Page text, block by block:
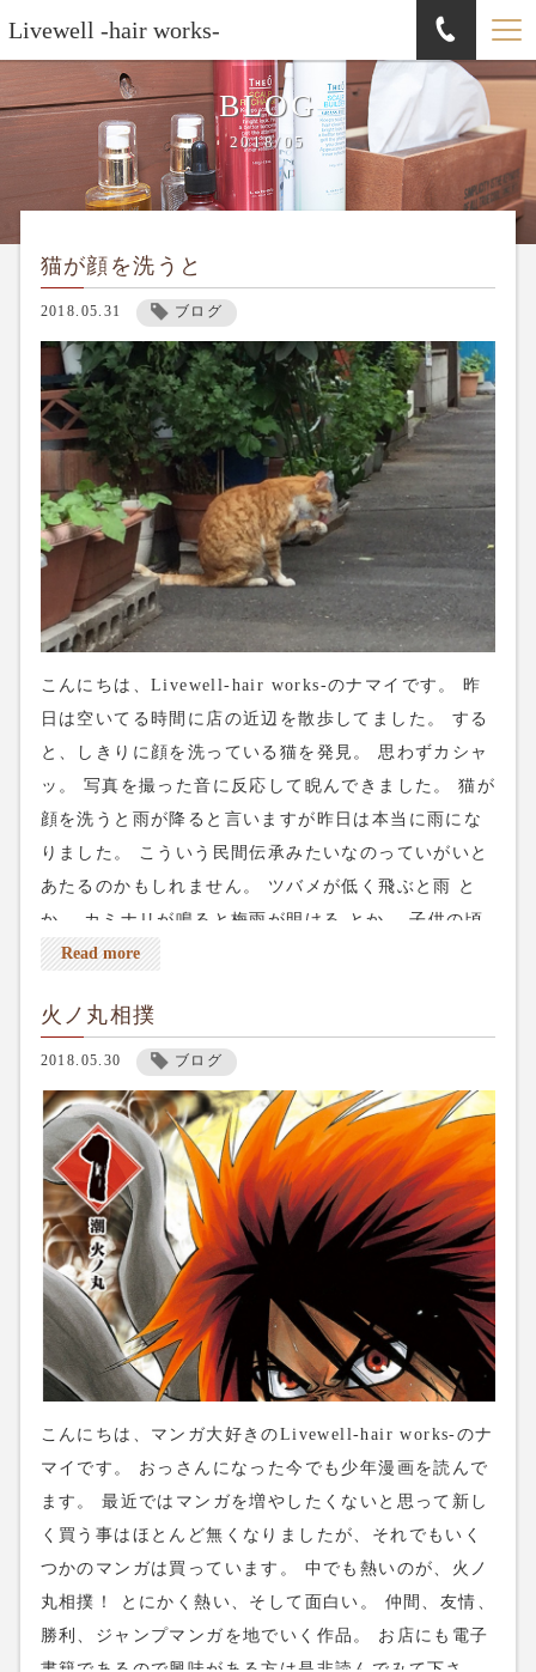
Livewell -hair works-
BLOG
2018/05
猫が顔を洗うと
2018.05.31 ブログ
こんにちは、Livewell-hair works-のナマイです。 昨
日は空いてる時間に店の近辺を散歩してました。 する
と、しきりに顔を洗っている猫を発見。 思わずカシャ
ッ。 写真を撮った音に反応して睨んできました。 猫が
顔を洗うと雨が降ると言いますが昨日は本当に雨にな
りました。 こういう民間伝承みたいなのっていがいと
あたるのかもしれません。 ツバメが低く飛ぶと雨 と
か。 カミナリが鳴ると梅雨が明ける とか。 子供の頃
は霊柩車を見ると親指の爪を隠してました。 ネット予
5284-8672 よろしくお願いします。
Read more
火ノ丸相撲
2018.05.30 ブログ
こんにちは、マンガ大好きのLivewell-hair works-のナ
マイです。 おっさんになった今でも少年漫画を読んで
ます。 最近ではマンガを増やしたくないと思って新し
く買う事はほとんど無くなりましたが、それでもいく
つかのマンガは買っています。 中でも熱いのが、火ノ
丸相撲！ とにかく熱い、そして面白い。 仲間、友情、
勝利、ジャンプマンガを地でいく作品。 お店にも電子